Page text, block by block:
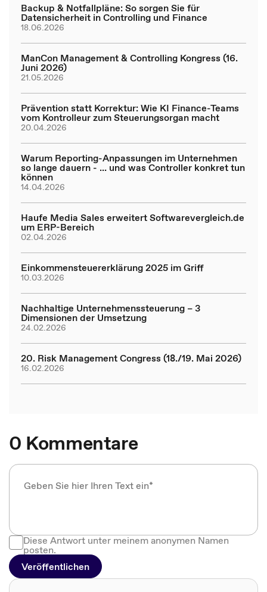
Backup & Notfallpläne: So sorgen Sie für
Datensicherheit in Controlling und Finance
18.06.2026
ManCon Management & Controlling Kongress (16.
Juni 2026)
21.05.2026
Prävention statt Korrektur: Wie KI Finance-Teams
vom Kontrolleur zum Steuerungsorgan macht
20.04.2026
Warum Reporting-Anpassungen im Unternehmen
so lange dauern - ... und was Controller konkret tun
können
14.04.2026
Haufe Media Sales erweitert Softwarevergleich.de
um ERP-Bereich
02.04.2026
Einkommensteuererklärung 2025 im Griff
10.03.2026
Nachhaltige Unternehmenssteuerung – 3
Dimensionen der Umsetzung
24.02.2026
20. Risk Management Congress (18./19. Mai 2026)
16.02.2026
0 Kommentare
Diese Antwort unter meinem anonymen Namen
posten.
Veröffentlichen